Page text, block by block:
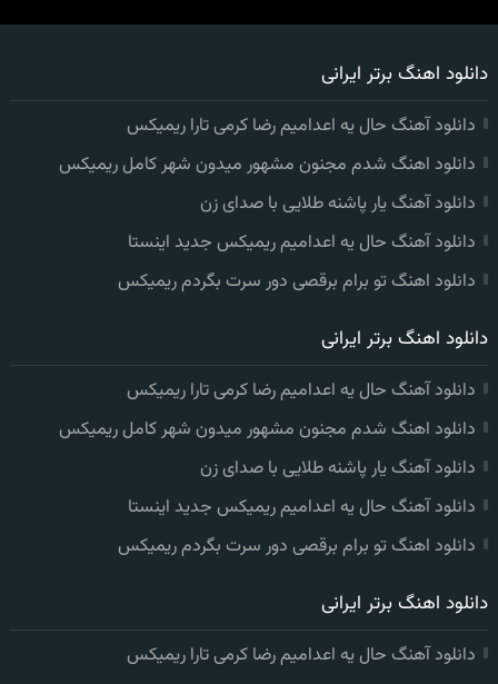
دانلود اهنگ برتر ایرانی
دانلود آهنگ حال یه اعدامیم رضا کرمی تارا ریمیکس
دانلود اهنگ شدم مجنون مشهور میدون شهر کامل ریمیکس
دانلود آهنگ یار پاشنه طلایی با صدای زن
دانلود آهنگ حال یه اعدامیم ریمیکس جدید اینستا
دانلود اهنگ تو برام برقصی دور سرت بگردم ریمیکس
دانلود اهنگ برتر ایرانی
دانلود آهنگ حال یه اعدامیم رضا کرمی تارا ریمیکس
دانلود اهنگ شدم مجنون مشهور میدون شهر کامل ریمیکس
دانلود آهنگ یار پاشنه طلایی با صدای زن
دانلود آهنگ حال یه اعدامیم ریمیکس جدید اینستا
دانلود اهنگ تو برام برقصی دور سرت بگردم ریمیکس
دانلود اهنگ برتر ایرانی
دانلود آهنگ حال یه اعدامیم رضا کرمی تارا ریمیکس